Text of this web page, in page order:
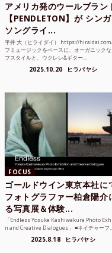
アメリカ発のウールブラン
【PENDLETON】が シン
ソングライ...
平井 大（ヒライダイ） https://
フミュージックをベースに、オーガニック
フスタイルと、ウクレレ&ギター...
2025.10.20 ヒラバヤシ
FOCUS
ゴールドウイン東京本社に
フォトグラファー柏倉陽介
る写真展＆体験...
「Endless Yosuke Kashiwakura Photo
n and Creative Dialogues」 ■ネイチャーフ
2025.8.18 ヒラバヤシ